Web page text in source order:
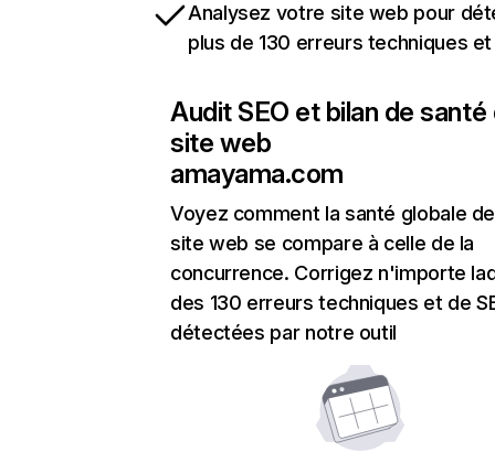
Analysez votre site web pour
plus de 130 erreurs techniques et
Audit SEO et bilan de santé
site web
amayama.com
Voyez comment la santé globale
site web se compare à celle de la
concurrence. Corrigez n'importe
des 130 erreurs techniques et de
détectées par notre outil